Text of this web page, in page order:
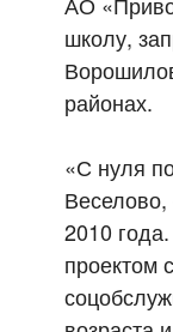
школу,
районах.
«С нуля
2010
проектом